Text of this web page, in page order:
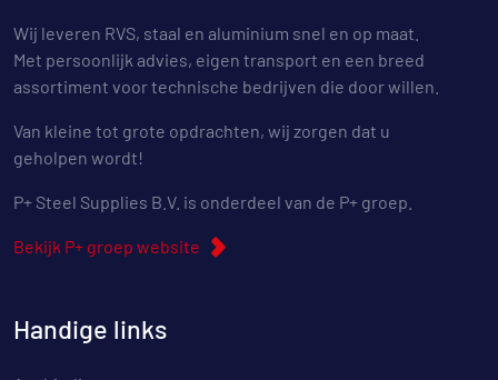
Wij leveren RVS, staal en aluminium snel en op maat.
Met persoonlijk advies, eigen transport en een breed
assortiment voor technische bedrijven die door willen.
Van kleine tot grote opdrachten, wij zorgen dat u
geholpen wordt!
P+ Steel Supplies B.V. is onderdeel van de P+ groep.
Bekijk P+ groep website
Handige links